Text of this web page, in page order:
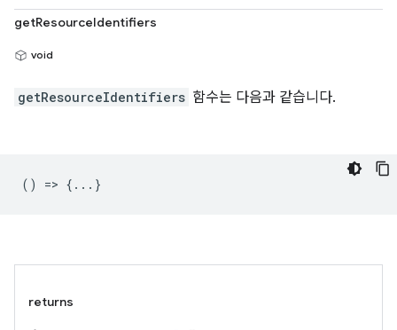
getResourceIdentifiers
void
getResourceIdentifiers 함수는 다음과 같습니다.
() => {...}
returns